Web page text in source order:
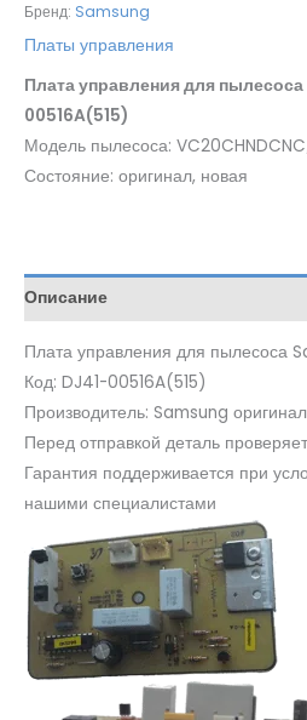
Бренд: Samsung
Платы управления
Плата управления для
00516A(515)
Модель пылесоса:
Состояние: оригинал, новая
Описание
Плата управления для пылесоса
Код: DJ41-00516A(515)
Производитель: Samsung оригинал
Перед отправкой деталь
Гарантия поддерживается при
нашими специалистами